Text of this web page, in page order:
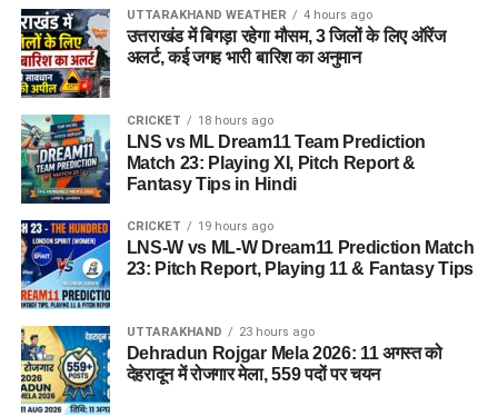
UTTARAKHAND WEATHER 4 hours ago
उत्तराखंड में बिगड़ा रहेगा मौसम, 3 जिलों के लिए ऑरेंज
अलर्ट, कई जगह भारी बारिश का अनुमान
CRICKET 18 hours ago
LNS vs ML Dream11 Team Prediction
Match 23: Playing XI, Pitch Report &
Fantasy Tips in Hindi
CRICKET 19 hours ago
LNS-W vs ML-W Dream11 Prediction Match
23: Pitch Report, Playing 11 & Fantasy Tips
UTTARAKHAND 23 hours ago
Dehradun Rojgar Mela 2026: 11 अगस्त को
देहरादून में रोजगार मेला, 559 पदों पर चयन